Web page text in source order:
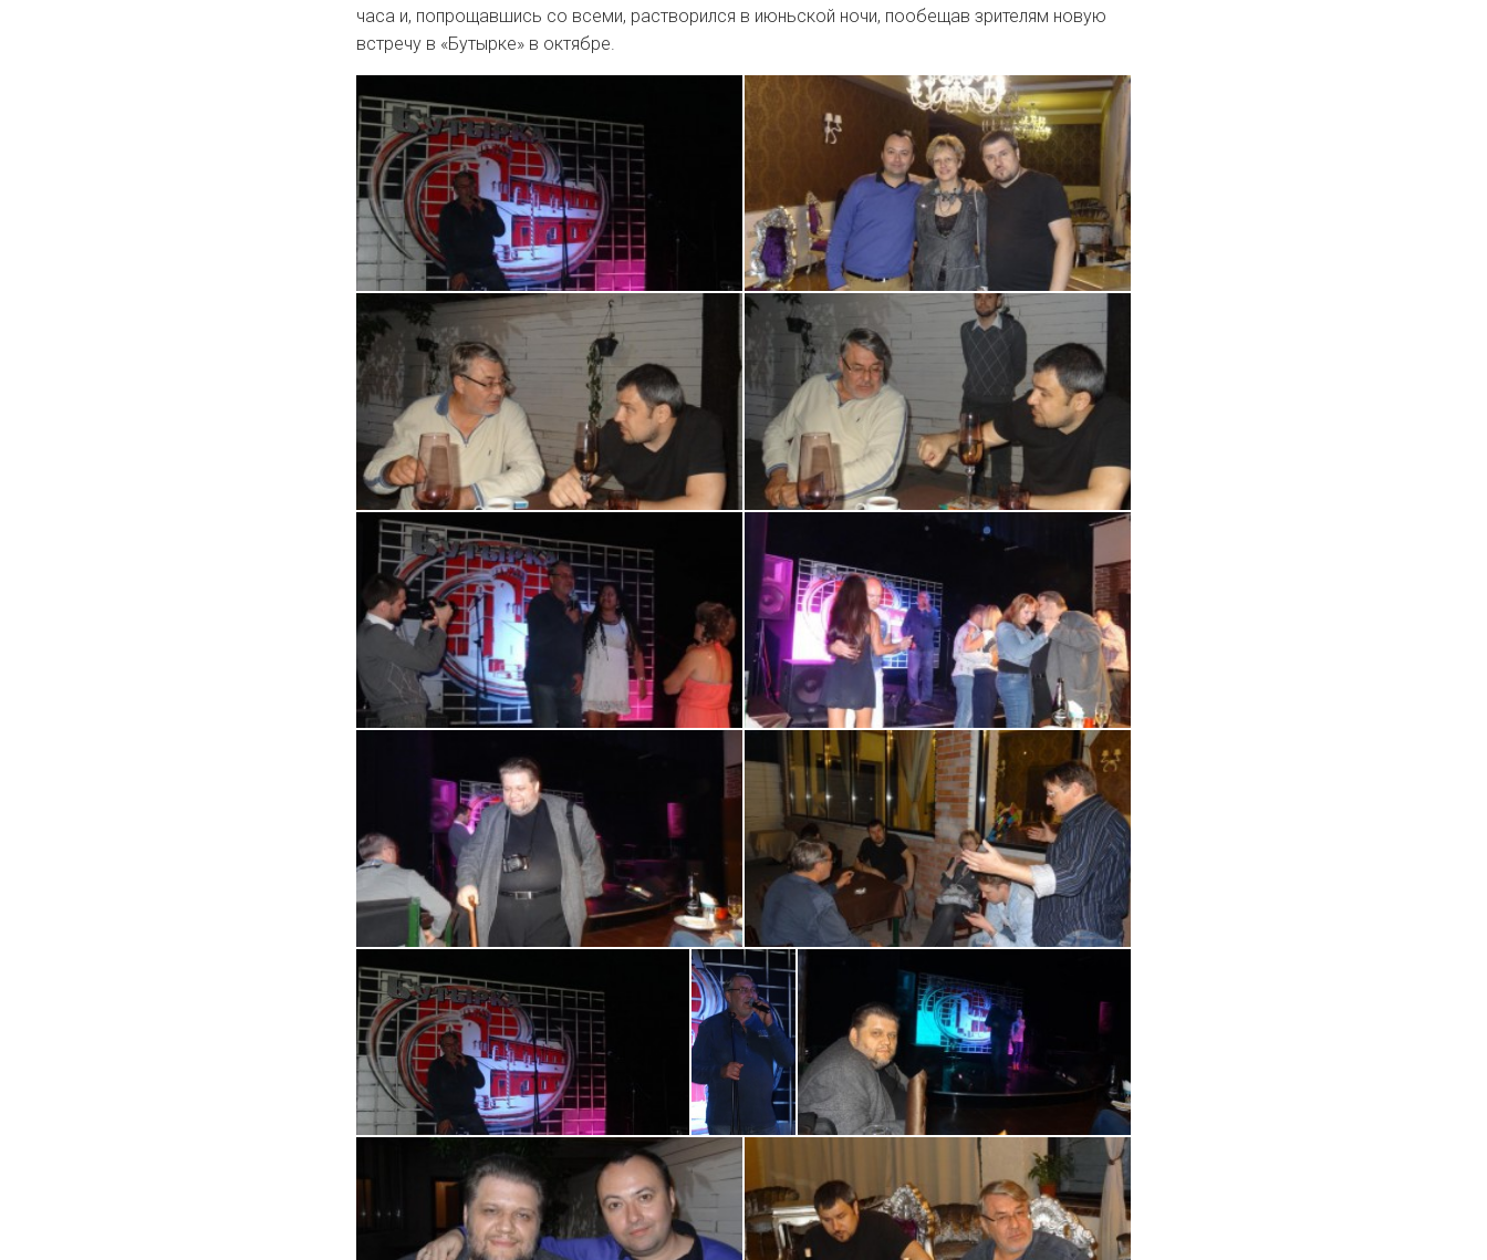
часа и, попрощавшись со всеми, растворился в июньской ночи, пообещав зрителям новую
встречу в «Бутырке» в октябре.